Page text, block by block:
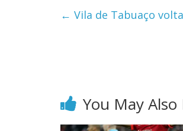
← Vila de Tabuaço
You May Also